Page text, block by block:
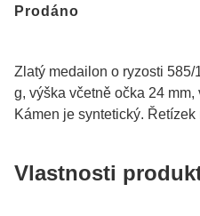
Prodáno
Zlatý medailon o ryzosti
g, výška včetně očka 24
Kámen je syntetický.
Vlastnosti